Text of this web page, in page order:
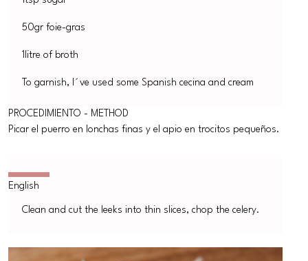
50gr foie-gras
1litre of broth
To garnish, I´ve used some Spanish cecina and cream
PROCEDIMIENTO - METHOD
Picar el puerro en lonchas finas y el apio en trocitos pequeños.
Clean and cut the leeks into thin slices, chop the celery.